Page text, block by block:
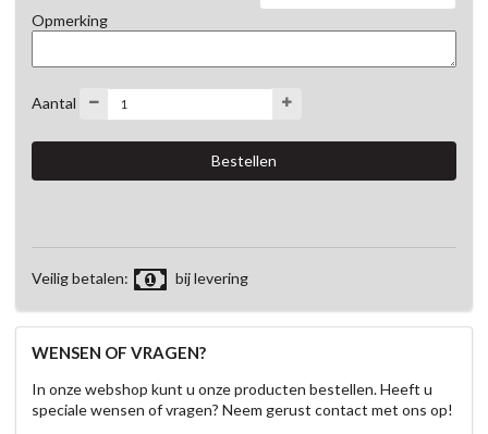
Opmerking
Aantal
Veilig betalen: bij levering
WENSEN OF VRAGEN?
In onze webshop kunt u onze producten bestellen. Heeft u
speciale wensen of vragen? Neem gerust contact met ons op!